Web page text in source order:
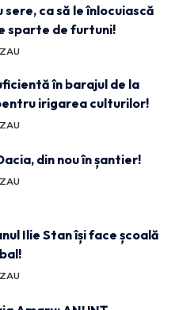
sere, ca să le înlocuiască
sparte de furtuni!
în barajul de la
irigarea culturilor!
din nou în șantier!
Ilie Stan își face școală